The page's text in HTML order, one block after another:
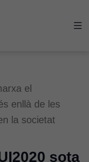
el
enllà de les
la societat
sota